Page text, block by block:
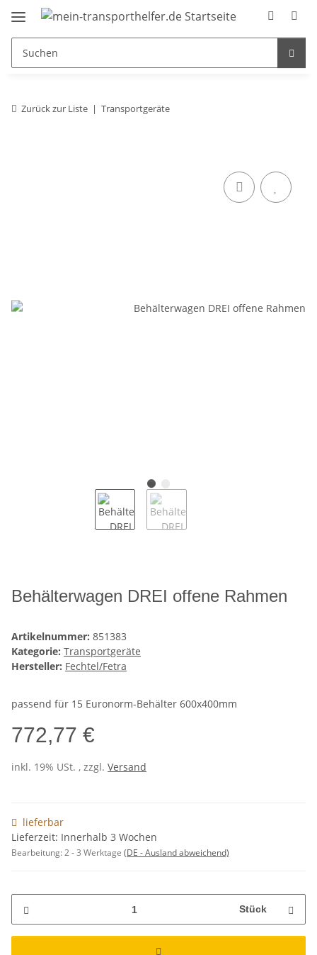
Zurück zur Liste Transportgeräte
Behälterwagen DREI offene Rahmen
Artikelnummer: 851383
Kategorie: Transportgeräte
Hersteller: Fechtel/Fetra
passend für 15 Euronorm-Behälter 600x400mm
772,77 €
inkl. 19% USt. , zzgl. Versand
lieferbar
Lieferzeit: Innerhalb 3 Wochen
Bearbeitung:2 - 3 Werktage (DE - Ausland abweichend)
Stück